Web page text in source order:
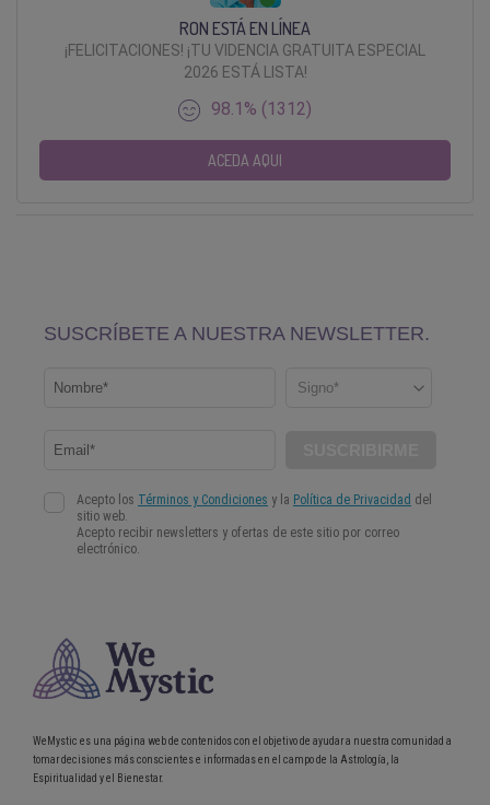
RON ESTÁ EN LÍNEA
¡FELICITACIONES! ¡TU VIDENCIA GRATUITA ESPECIAL
2026 ESTÁ LISTA!
98.1% (1312)
ACEDA AQUI
WeMystic es una página web de contenidos con el objetivo de ayudar a nuestra comunidad a
tomar decisiones más conscientes e informadas en el campo de la Astrología, la
Espiritualidad y el Bienestar.